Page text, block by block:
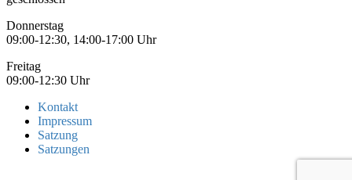
Donnerstag
09:00-12:30, 14:00-17:00 Uhr
Freitag
09:00-12:30 Uhr
Kontakt
Impressum
Satzung
Satzungen